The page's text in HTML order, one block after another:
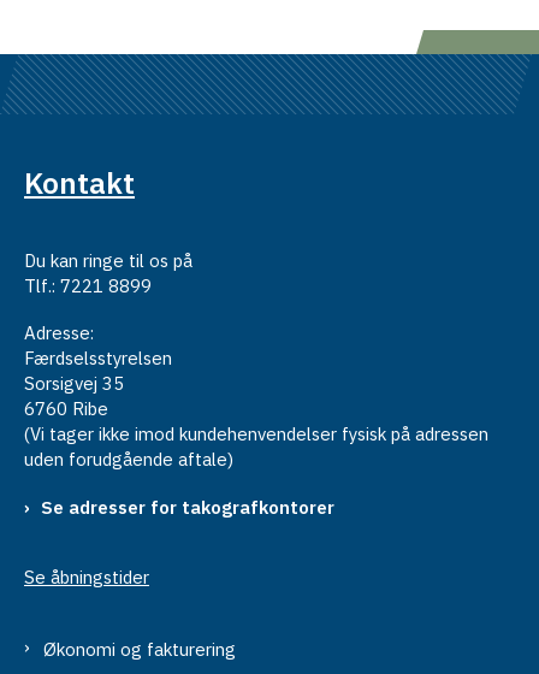
Kontakt
Du kan ringe til os på
Tlf.: 7221 8899
Adresse:
Færdselsstyrelsen
Sorsigvej 35
6760 Ribe
(Vi tager ikke imod kundehenvendelser fysisk på adressen
uden forudgående aftale)
Se adresser for takografkontorer
Se åbningstider
Økonomi og fakturering